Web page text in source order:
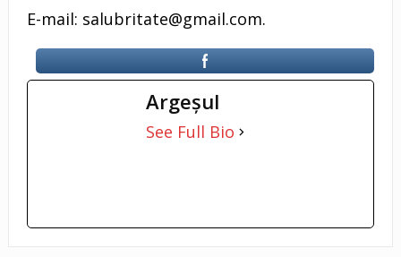
E-mail: salubritate@gmail.com.
Argeşul
See Full Bio